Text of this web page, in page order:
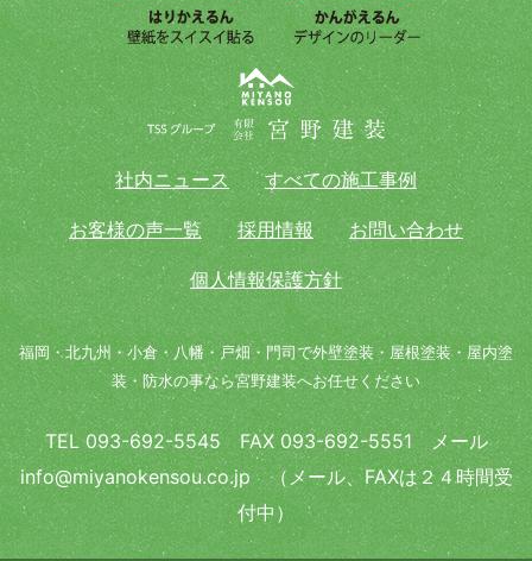
社内ニュース すべての施工事例
お客様の声一覧 採用情報 お問い合わせ
個人情報保護方針
福岡・北九州・小倉・八幡・戸畑・門司で外壁塗装・屋根塗装・屋内塗
装・防水の事なら宮野建装へお任せください
TEL 093-692-5545 FAX 093-692-5551 メール
info@miyanokensou.co.jp （メール、FAXは２４時間受
付中）